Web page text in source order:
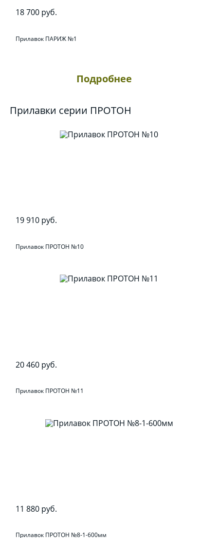
Подробнее
18 700 руб.
Прилавок ПАРИЖ №1
Прилавки серии ПРОТОН
19 910 руб.
Прилавок ПРОТОН №10
20 460 руб.
Прилавок ПРОТОН №11
11 880 руб.
Прилавок ПРОТОН №8-1-600мм